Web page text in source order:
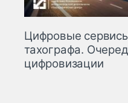
Цифровые
тахографа.
цифровизации